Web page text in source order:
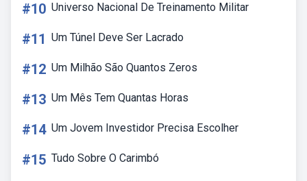
#10 Universo Nacional De Treinamento Militar
#11 Um Túnel Deve Ser Lacrado
#12 Um Milhão São Quantos Zeros
#13 Um Mês Tem Quantas Horas
#14 Um Jovem Investidor Precisa Escolher
#15 Tudo Sobre O Carimbó